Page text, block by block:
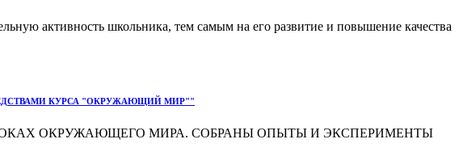
активность школьника, тем самым на его развитие и повышение качества
КУРСА "ОКРУЖАЮЩИЙ МИР""
ОКРУЖАЮЩЕГО МИРА. СОБРАНЫ ОПЫТЫ И ЭКСПЕРИМЕНТЫ